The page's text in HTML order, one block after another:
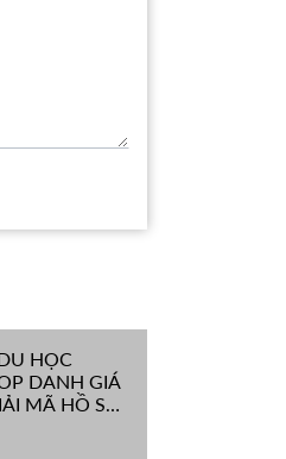
HỌC
DANH GIÁ
MÃ HỒ SƠ